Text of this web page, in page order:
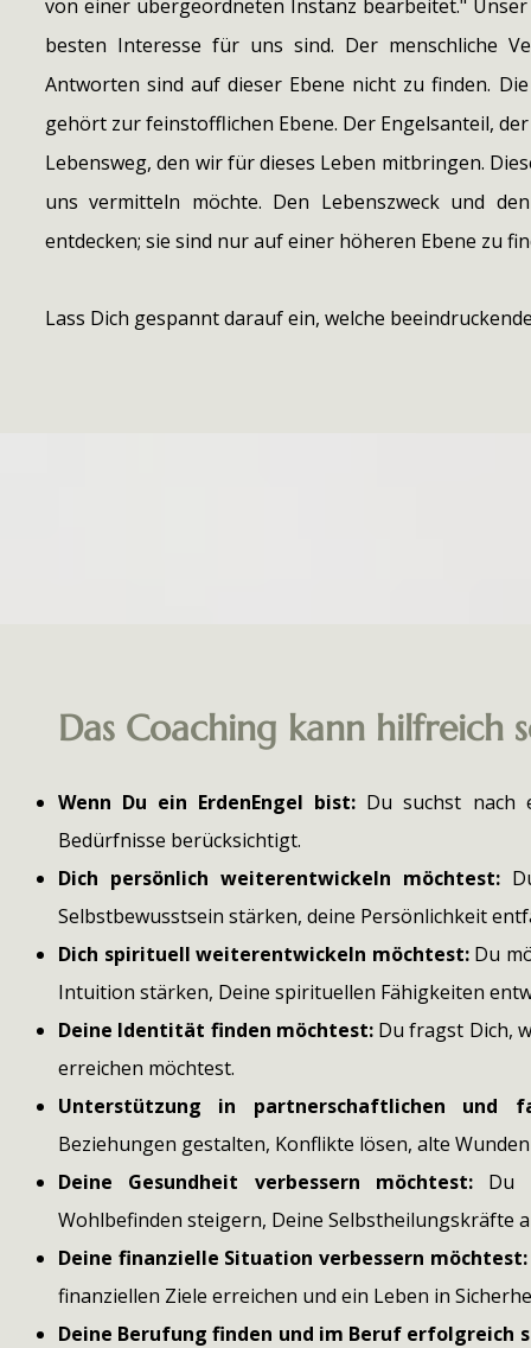
von einer übergeordneten Instanz bearbeitet."
besten Interesse für uns sind. Der menschliche
Antworten sind auf dieser Ebene nicht zu finden.
gehört zur feinstofflichen Ebene. Der Engelsanteil,
Lebensweg, den wir für dieses Leben mitbringen.
uns vermitteln möchte. Den Lebenszweck und
entdecken; sie sind nur auf einer höheren Ebene zu
Lass Dich gespannt darauf ein, welche
Das Coaching kann hilfreich
Wenn Du ein ErdenEngel bist: Du suchst nach
Bedürfnisse berücksichtigt.
Dich persönlich weiterentwickeln möchtest:
Selbstbewusstsein stärken, deine Persönlichkeit
Dich spirituell weiterentwickeln möchtest:Du
Intuition stärken, Deine spirituellen Fähigkeiten
Deine Identität finden möchtest: Du fragst Dich,
erreichen möchtest.
Unterstützung in partnerschaftlichen und
Beziehungen gestalten, Konflikte lösen, alte
Deine Gesundheit verbessern möchtest: Du
Wohlbefinden steigern, Deine Selbstheilungskräfte
Deine finanzielle Situation verbessern möchtest:
finanziellen Ziele erreichen und ein Leben in
Deine Berufung finden und im Beruf erfolgreich